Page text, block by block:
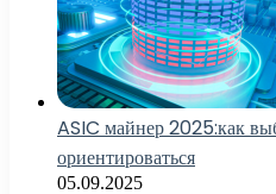
ASIC майнер 2025:как
ориентироваться
05.09.2025